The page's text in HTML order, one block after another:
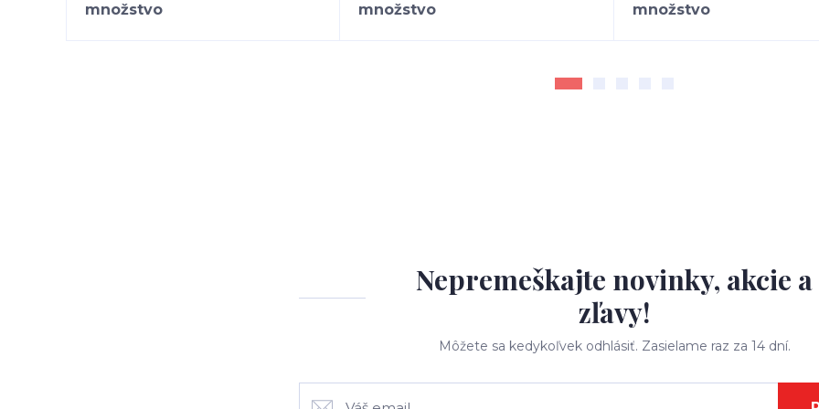
Nepremeškajte novinky, akcie a
zľavy!
Môžete sa kedykoľvek odhlásiť. Zasielame raz za 14 dní.